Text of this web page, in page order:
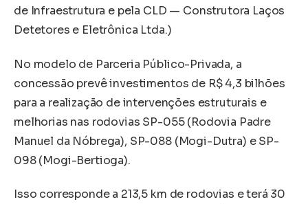
de Infraestrutura e pela CLD — Construtora Laços
Detetores e Eletrônica Ltda.)
No modelo de Parceria Público-Privada, a
concessão prevê investimentos de R$ 4,3 bilhões
para a realização de intervenções estruturais e
melhorias nas rodovias SP-055 (Rodovia Padre
Manuel da Nóbrega), SP-088 (Mogi-Dutra) e SP-
098 (Mogi-Bertioga).
Isso corresponde a 213,5 km de rodovias e terá 30